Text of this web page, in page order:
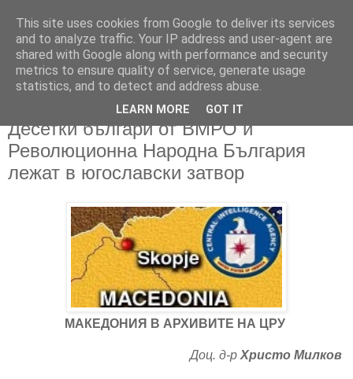
Десетки българи от ВМРО и
Революционна Народна България
лежат в югославски затвор
МАКЕДОНИЯ В АРХИВИТЕ НА ЦРУ
Доц. д-рХристо Милков
This site uses cookies from Google to deliver its services
and to analyze traffic. Your IP address and user-agent are
shared with Google along with performance and security
metrics to ensure quality of service, generate usage
statistics, and to detect and address abuse.
LEARN MORE GOT IT